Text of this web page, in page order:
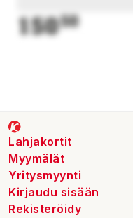
15050
Lahjakortit
Myymälät
Yritysmyynti
Kirjaudu sisään
Rekisteröidy